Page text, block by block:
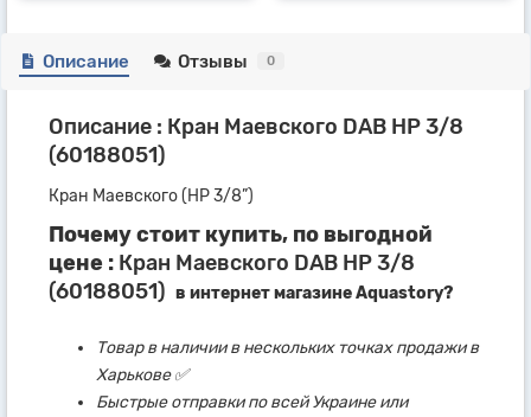
Описание Отзывы 0
Описание : Кран Маевского DAB НР 3/8
(60188051)
Кран Маевского (НР 3/8”)
Почему стоит купить, по выгодной
цене : Кран Маевского DAB НР 3/8
(60188051) в интернет магазине Aquastory?
Товар в наличии в нескольких точках продажи в
Харькове ✅
Быстрые отправки по всей Украине или